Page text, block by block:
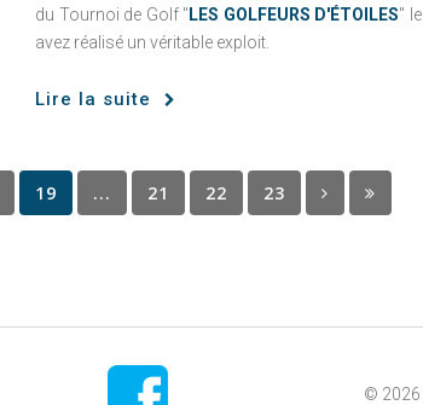
du Tournoi de Golf " LES GOLFEURS D'ÉTOILES" le
avez réalisé un véritable exploit.
Lire la suite
19 ... 21 22 23
© 2026